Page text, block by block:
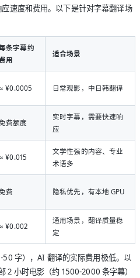
速度和费用。以下是针对字幕翻译场
条字幕约
用
适合场景
≈ ¥0.0005 日常观影，中日韩翻译
费额度
实时字幕，需要快速响
应
≈ ¥0.015
文学性强的内容、专业
术语多
费 隐私优先，有本地 GPU
≈ ¥0.002
通用场景，翻译质量稳
定
字），AI 翻译的实际费用极低。以
2 小时电影（约 1500-2000 条字幕）